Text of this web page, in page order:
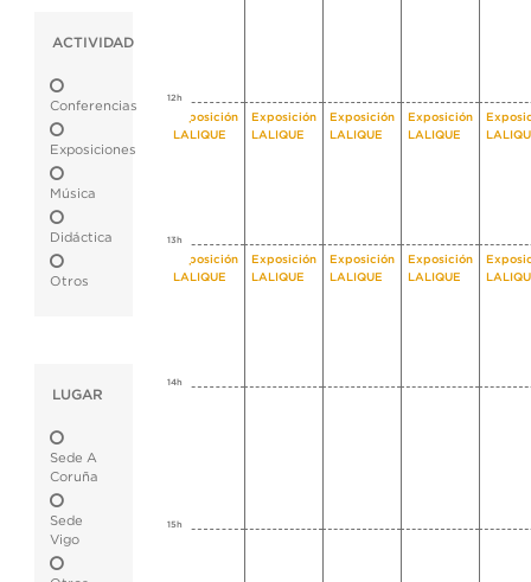
ACTIVIDAD
Conferencias
Exposiciones
Música
Didáctica
Otros
LUGAR
Sede A
Coruña
Sede
Vigo
12h
Exposición
LALIQUE
Exposición
LALIQUE
Exposición
LALIQUE
Exposición
LALIQUE
13h
Exposición
LALIQUE
Exposición
LALIQUE
Exposición
LALIQUE
Exposición
LALIQUE
14h
15h